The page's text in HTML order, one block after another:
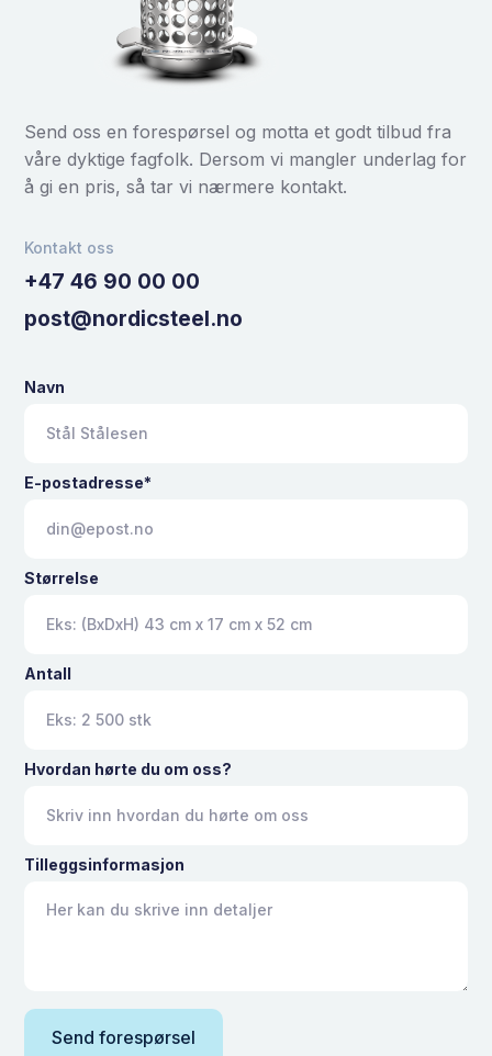
Send oss en forespørsel og motta et godt tilbud fra
våre dyktige fagfolk. Dersom vi mangler underlag for
å gi en pris, så tar vi nærmere kontakt.
Kontakt oss
+47 46 90 00 00
post@nordicsteel.no
Navn
E-postadresse*
Størrelse
Antall
Hvordan hørte du om oss?
Tilleggsinformasjon